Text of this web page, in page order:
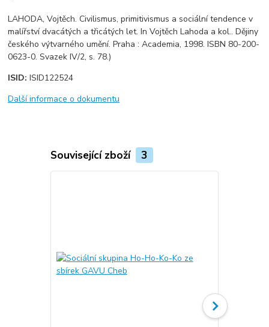
LAHODA, Vojtěch. Civilismus, primitivismus a sociální tendence v
malířství dvacátých a třicátých let. In Vojtěch Lahoda a kol.. Dějiny
českého výtvarného umění. Praha : Academia, 1998. ISBN 80-200-
0623-0. Svazek IV/2, s. 78.)
ISID:ISID122524
Další informace o dokumentu
Související zboží 3